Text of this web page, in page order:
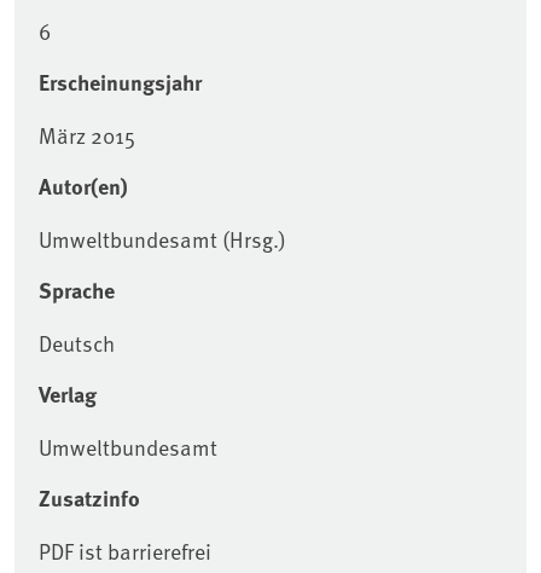
6
Erscheinungsjahr
März 2015
Autor(en)
Umweltbundesamt (Hrsg.)
Sprache
Deutsch
Verlag
Umweltbundesamt
Zusatzinfo
PDF ist barrierefrei